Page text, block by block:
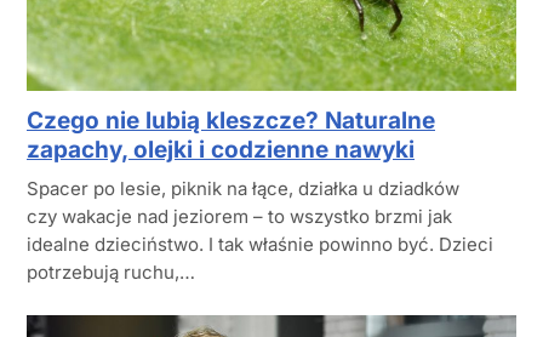
Czego nie lubią kleszcze? Naturalne
zapachy, olejki i codzienne nawyki
Spacer po lesie, piknik na łące, działka u dziadków
czy wakacje nad jeziorem – to wszystko brzmi jak
idealne dzieciństwo. I tak właśnie powinno być. Dzieci
potrzebują ruchu,…